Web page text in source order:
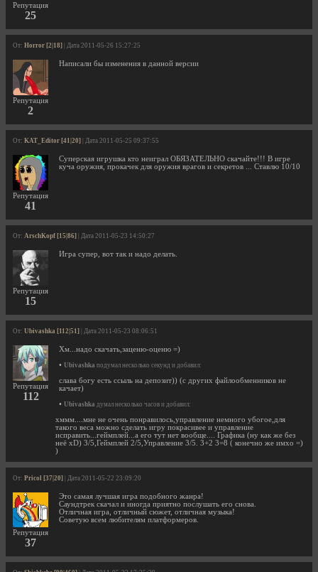
Репутация
25
От: Horror [2|18] | Дата 2011-05-26 15:27:25
Репутация
2
Написали бы изменения в данной версии
От: KAT_Editor [41|20] | Дата 2011-05-25 09:37:55
Репутация
41
Суперская игрушка кто неиграл ОБЯЗАТЕЛЬНО скачайте!!! В игре
куча оружия, прокачек для оружия врагов и секретов ... Ставлю 10/10
От: ArschKopf [15|86] | Дата 2011-05-23 14:50:27
Репутация
15
Игра супер, вот так и надо делать.
От: Ubivashka [112|51] | Дата 2011-05-23 08:06:51
Репутация
112
Хм...надо скачать,заценю-оценю =)
• Ubivashka подумал несколько секунд и добавил:
слава богу есть ссыль на депозит)) (с других файлообменников не
качает)
• Ubivashka думал несколько часов и добавил:
хммм....мне не очень понравилось,управление немного убогое,для
такого веса можно сделать игру покрасивее и управление
исправить...геймплей...а его тут нет вообще.... Графика (ну как же без
неё xD) 3/5,Геймплей 2/5,Управление 3/5. 3+2 3=8 ( конечно же имхо =)
)
От: Pricol [37|20] | Дата 2011-05-22 23:09:20
Репутация
37
Это самая лучшая игра подобного жанра!
Саундтрек скачал и иногда приятно послушать его снова.
Отличная игра, отличный сюжет, отличная музыка!
Советую всем любителям платформеров.